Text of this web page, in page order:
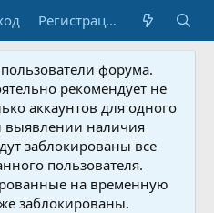
Регистрация
форума.
рекомендует не
аккаунтов для одного
выявлении наличия
заблокированы все
пользователя.
на временную
заблокированы.